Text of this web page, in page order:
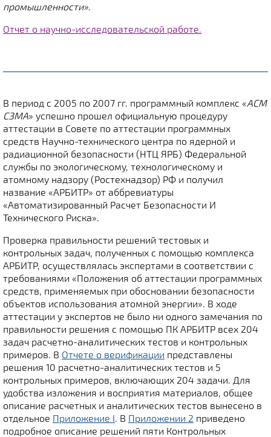
промышленности».
Отчет о научно-исследовательской работе.
В период с 2005 по 2007 гг. программный комплекс «АСМ
СЗМА» успешно прошел официальную процедуру
аттестации в Совете по аттестации программных
средств Научно-технического центра по ядерной и
радиационной безопасности (НТЦ ЯРБ) Федеральной
службы по экологическому, технологическому и
атомному надзору (Ростехнадзор) РФ и получил
название «АРБИТР» от аббревиатуры
«Автоматизированный Расчет Безопасности И
Технического Риска».
Проверка правильности решений тестовых и
контрольных задач, полученных с помощью комплекса
АРБИТР, осуществлялась экспертами в соответствии с
требованиями «Положения об аттестации программных
средств, применяемых при обосновании безопасности
объектов использования атомной энергии». В ходе
аттестации у экспертов не было ни одного замечания по
правильности решения с помощью ПК АРБИТР всех 204
задач расчетно-аналитических тестов и контрольных
примеров. В Отчете о верификации представлены
решения 10 расчетно-аналитических тестов и 5
контрольных примеров, включающих 204 задачи. Для
удобства изложения и восприятия материалов, общее
описание расчетных и аналитических тестов вынесено в
отдельное Приложение I. В Приложении 2 приведено
подробное описание решений пяти Контрольных